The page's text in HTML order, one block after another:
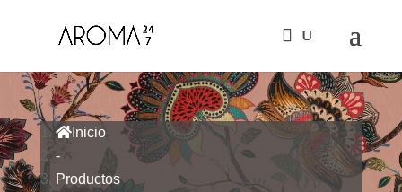
Inicio
-
Productos